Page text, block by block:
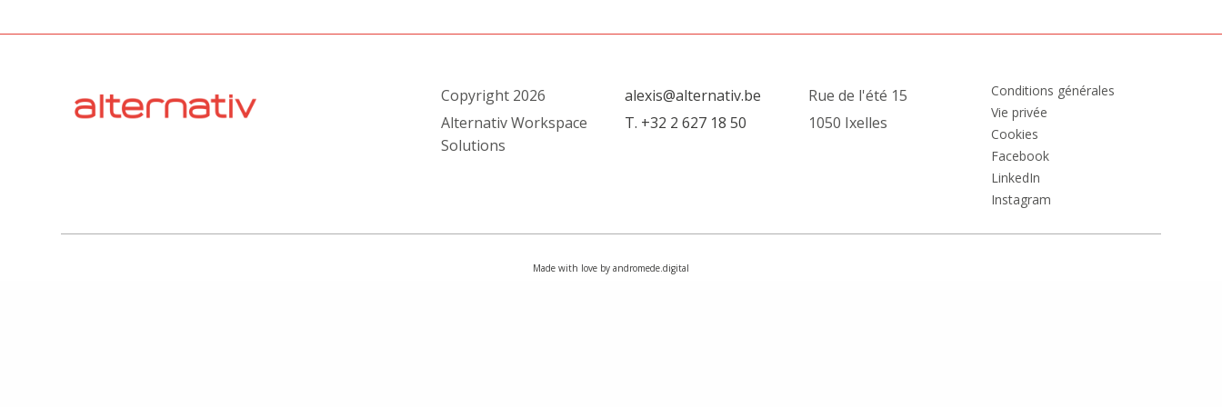
Copyright 2026
Alternativ Workspace
Solutions
alexis@alternativ.be
T. +32 2 627 18 50
Rue de l'été 15
1050 Ixelles
Conditions générales
Vie privée
Cookies
Facebook
LinkedIn
Instagram
Made with love by andromede.digital